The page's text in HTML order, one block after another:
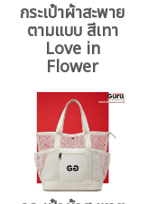
กระเป๋าผ้าสะพาย
ตามแบบ สีเทา
Love in
Flower